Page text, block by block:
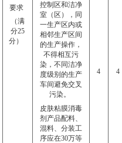
要求
（满
分25
分）
控制区和洁净
室（区），同
一生产区内或
相邻生产区间
的生产操作，
不得相互污
染，不同洁净
度级别的生产
车间避免交叉
污染。
皮肤粘膜消毒
剂产品配料、
混料、分装工
序应在30万等
4 4